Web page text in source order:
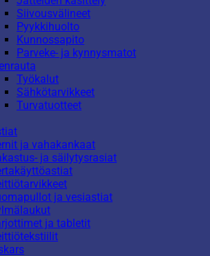
Siivousvälineet
Pyykkihuolto
Kunnossapito
Parveke- ja kynnysmatot
Työkalut
Sähkötarvikkeet
Turvatuotteet
ja vahakankaat
ja säilytysrasiat
ja vesiastiat
ja tabletit